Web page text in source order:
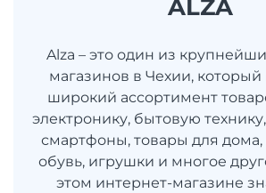
ALZA
Alza – это один из
магазинов в Чехии, который
широкий ассортимент
электронику, бытовую
смартфоны, товары для
обувь, игрушки и многое
этом интернет-магазине